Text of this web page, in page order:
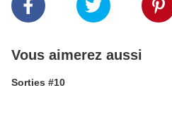
Vous aimerez aussi
Sorties #10